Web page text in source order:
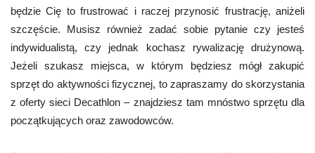
będzie Cię to frustrować i raczej przynosić frustrację, aniżeli
szczęście. Musisz również zadać sobie pytanie czy jesteś
indywidualistą, czy jednak kochasz rywalizację drużynową.
Jeżeli szukasz miejsca, w którym będziesz mógł zakupić
sprzęt do aktywności fizycznej, to zapraszamy do skorzystania
z oferty sieci Decathlon – znajdziesz tam mnóstwo sprzętu dla
początkujących oraz zawodowców.